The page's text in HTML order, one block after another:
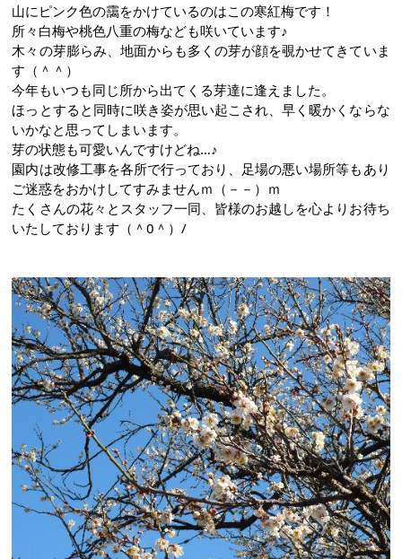
山にピンク色の靄をかけているのはこの寒紅梅です！
所々白梅や桃色八重の梅なども咲いています♪
木々の芽膨らみ、地面からも多くの芽が顔を覗かせてきていま
す（＾＾）
今年もいつも同じ所から出てくる芽達に逢えました。
ほっとすると同時に咲き姿が思い起こされ、早く暖かくならな
いかなと思ってしまいます。
芽の状態も可愛いんですけどね…♪
園内は改修工事を各所で行っており、足場の悪い場所等もあり
ご迷惑をおかけしてすみませんｍ（－－）ｍ
たくさんの花々とスタッフ一同、皆様のお越しを心よりお待ち
いたしております（＾0＾）/